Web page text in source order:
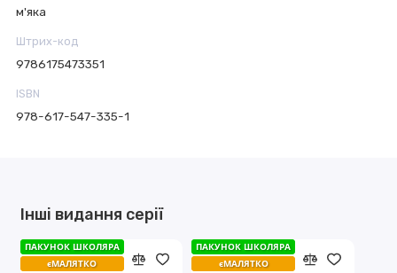
м'яка
Штрих-код
9786175473351
ISBN
978-617-547-335-1
Інші видання серії
ПАКУНОК ШКОЛЯРА
єМАЛЯТКО
ПАКУНОК ШКОЛЯРА
єМАЛЯТКО
ПАКУНОК ШКОЛЯРА
єМАЛЯТКО
ПАКУНОК ШКОЛЯРА
єМАЛЯТКО